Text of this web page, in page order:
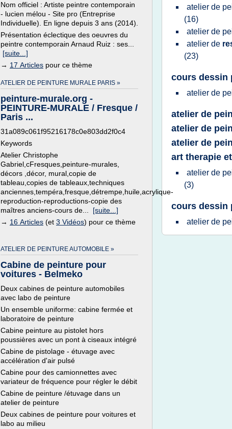
Nom officiel : Artiste peintre contemporain
- lucien mélou - Site pro (Entreprise
Individuelle). En ligne depuis 3 ans (2014).
Présentation éclectique des oeuvres du
peintre contemporain Arnaud Ruiz : ses...
[suite...]
→ 17 Articles pour ce thème
ATELIER DE PEINTURE MURALE PARIS »
peinture-murale.org -
PEINTURE-MURALE / Fresque /
Paris ...
31a089c061f95216178c0e803dd2f0c4
Keywords
Atelier Christophe
Gabriel,cFresques,peinture-murales,
décors ,décor, mural,copie de
tableau,copies de tableaux,techniques
anciennes,tempéra,fresque,détrempe,huile,acrylique-
reproduction-reproductions-copie des
maîtres anciens-cours de... [suite...]
→ 16 Articles (et 3 Vidéos) pour ce thème
ATELIER DE PEINTURE AUTOMOBILE »
Cabine de peinture pour
voitures - Belmeko
Deux cabines de peinture automobiles
avec labo de peinture
Un ensemble uniforme: cabine fermée et
laboratoire de peinture
Cabine peinture au pistolet hors
poussières avec un pont à ciseaux intégré
Cabine de pistolage - étuvage avec
accélération d'air pulsé
Cabine pour des camionnettes avec
variateur de fréquence pour régler le débit
Cabine de peinture /étuvage dans un
atelier de peinture
Deux cabines de peinture pour voitures et
labo au milieu
atelier de
(16)
atelier de
atelier de
(23)
cours dessin
atelier de
atelier de
atelier de
atelier de
art therapie
atelier de
(3)
cours dessin
atelier de